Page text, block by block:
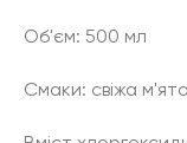
Об'єм: 500 мл
Смаки: свіжа